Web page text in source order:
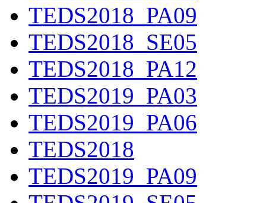
TEDS2018_PA09
TEDS2018_SE05
TEDS2018_PA12
TEDS2019_PA03
TEDS2019_PA06
TEDS2018
TEDS2019_PA09